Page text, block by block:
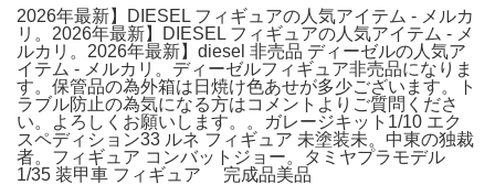
2026年最新】DIESEL フィギュアの人気アイテム - メルカ
リ。2026年最新】DIESEL フィギュアの人気アイテム - メ
ルカリ。2026年最新】diesel 非売品 ディーゼルの人気ア
イテム - メルカリ。ディーゼルフィギュア非売品になりま
す。保管品の為外箱は日焼け色あせが多少ございます。ト
ラブル防止の為気になる方はコメントよりご質問くださ
い。よろしくお願いします。。ガレージキット1/10 エク
スペディション33 ルネ フィギュア 未塗装未。中東の独裁
者。フィギュア コンバットジョー。タミヤプラモデル
1/35 装甲車 フィギュア 完成品美品